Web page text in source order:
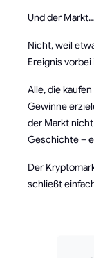
Und der
Nicht, weil
Ereignis vorbei
Alle, die
Gewinne
der Markt
Geschichte –
Der
schließt